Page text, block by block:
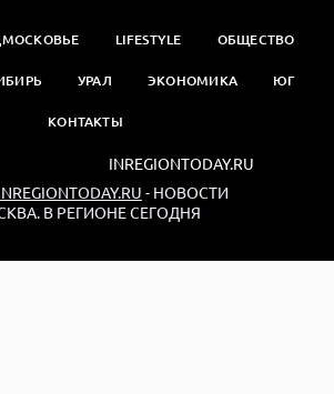
LIFESTYLE ОБЩЕСТВО
УРАЛ ЭКОНОМИКА ЮГ
КОНТАКТЫ
- НОВОСТИ
В РЕГИОНЕ СЕГОДНЯ